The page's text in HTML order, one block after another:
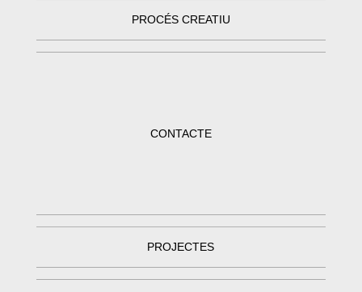
PROCÉS CREATIU
CONTACTE
PROJECTES